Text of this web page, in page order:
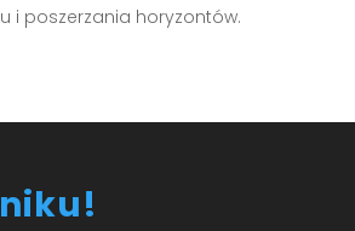
i poszerzania horyzontów.